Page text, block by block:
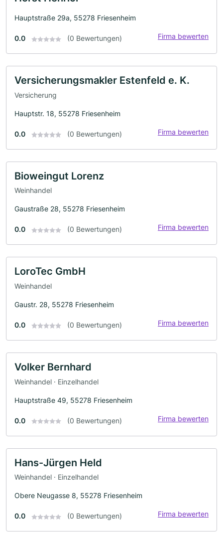
Hauptstraße 29a, 55278 Friesenheim
0.0 (0 Bewertungen) Firma bewerten
Versicherungsmakler Estenfeld e. K.
Versicherung
Hauptstr. 18, 55278 Friesenheim
0.0 (0 Bewertungen) Firma bewerten
Bioweingut Lorenz
Weinhandel
Gaustraße 28, 55278 Friesenheim
0.0 (0 Bewertungen) Firma bewerten
LoroTec GmbH
Weinhandel
Gaustr. 28, 55278 Friesenheim
0.0 (0 Bewertungen) Firma bewerten
Volker Bernhard
Weinhandel · Einzelhandel
Hauptstraße 49, 55278 Friesenheim
0.0 (0 Bewertungen) Firma bewerten
Hans-Jürgen Held
Weinhandel · Einzelhandel
Obere Neugasse 8, 55278 Friesenheim
0.0 (0 Bewertungen) Firma bewerten